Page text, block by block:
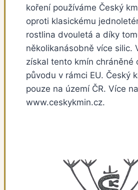
koření používáme Český
oproti klasickému
rostlina dvouletá a díky
několikanásobně více silic.
získal tento kmín chráněné
původu v rámci EU. Český
pouze na území ČR. Více na
www.ceskykmin.cz.